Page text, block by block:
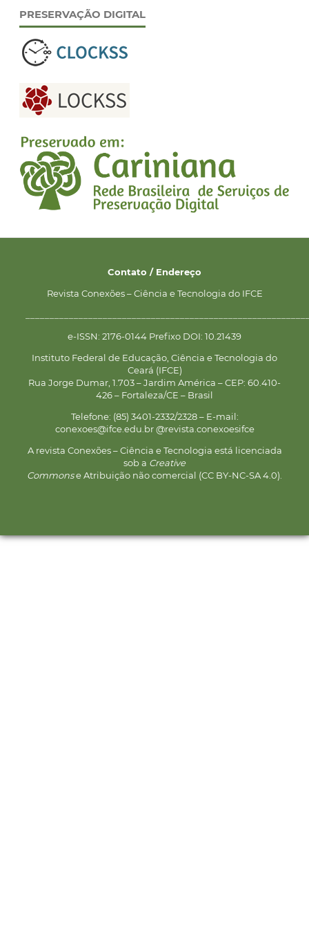
PRESERVAÇÃO DIGITAL
Contato / Endereço
Revista Conexões – Ciência e Tecnologia do IFCE
e-ISSN: 2176-0144 Prefixo DOI: 10.21439
Instituto Federal de Educação, Ciência e Tecnologia do
Ceará (IFCE)
Rua Jorge Dumar, 1.703 – Jardim América – CEP: 60.410-
426 – Fortaleza/CE – Brasil
Telefone: (85) 3401-2332/2328 – E-mail:
conexoes@ifce.edu.br @revista.conexoesifce
A revista Conexões – Ciência e Tecnologia está licenciada
sob a Creative
Commonse Atribuição não comercial (CC BY-NC-SA 4.0).